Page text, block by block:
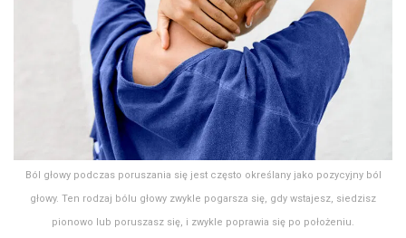
Ból głowy podczas poruszania się jest często określany jako pozycyjny ból
głowy. Ten rodzaj bólu głowy zwykle pogarsza się, gdy wstajesz, siedzisz
pionowo lub poruszasz się, i zwykle poprawia się po położeniu.